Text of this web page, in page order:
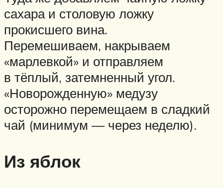
сахара и столовую ложку
прокисшего вина.
Перемешиваем, накрываем
«марлевкой» и отправляем
в тёплый, затемненный угол.
«Новорожденную» медузу
осторожно перемещаем в сладкий
чай (минимум — через неделю).
Из яблок